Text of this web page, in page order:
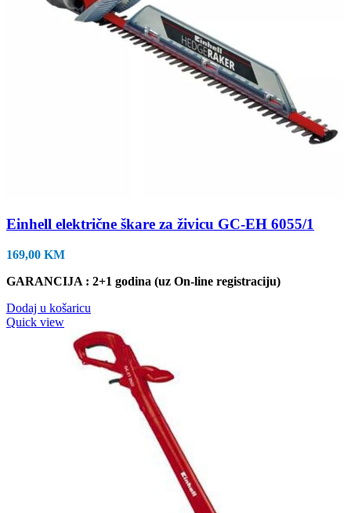
Einhell električne škare za živicu GC-EH 6055/1
169,00 KM
GARANCIJA : 2+1 godina (uz On-line registraciju)
Dodaj u košaricu
Quick view